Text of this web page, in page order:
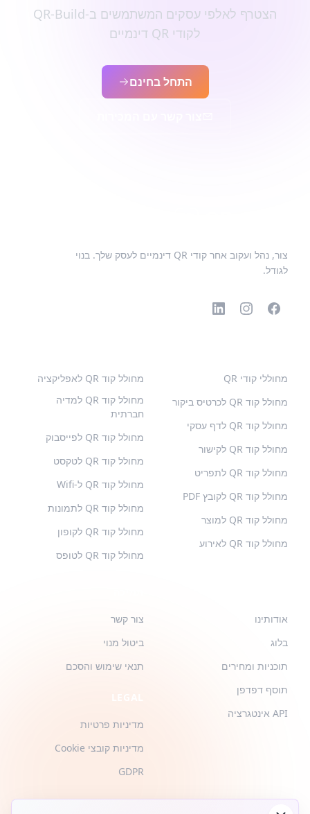
הצטרף לאלפי עסקים המשתמשים ב-QR-Build
לקודי QR דינמיים
התחל בחינם
צור, נהל ועקוב אחר קודי QR דינמיים לעסק שלך. בנוי
לגודל.
מחוללי קודי QR
מחולל קוד QR לכרטיס ביקור
מחולל קוד QR לדף עסקי
מחולל קוד QR לקישור
מחולל קוד QR לתפריט
מחולל קוד QR לקובץ PDF
מחולל קוד QR למוצר
מחולל קוד QR לאירוע
מחולל קוד QR לאפליקציה
מחולל קוד QR למדיה
חברתית
מחולל קוד QR לפייסבוק
מחולל קוד QR לטקסט
מחולל קוד QR ל-Wifi
מחולל קוד QR לתמונות
מחולל קוד QR לקופון
מחולל קוד QR לטופס
אודותינו
בלוג
תוכניות ומחירים
תוסף דפדפן
API אינטגרציה
צור קשר
ביטול מנוי
תנאי שימוש והסכם
מדיניות פרטיות
מדיניות קובצי Cookie
GDPR